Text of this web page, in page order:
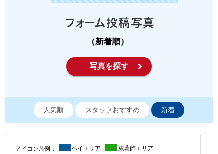
（新着順）
写真を探す
人気順 スタッフおすすめ 新着
アイコン凡例： ベイエリア
東葛飾エリア